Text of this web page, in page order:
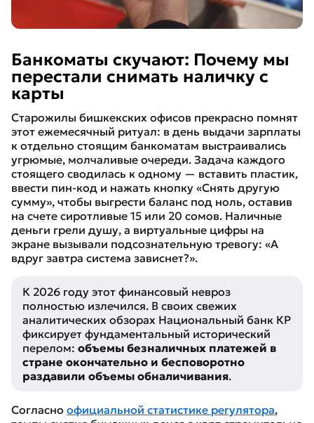
Банкоматы скучают: Почему мы
перестали снимать наличку с
карты
Старожилы бишкекских офисов прекрасно помнят
этот ежемесячный ритуал: в день выдачи зарплаты
к отдельно стоящим банкоматам выстраивались
угрюмые, молчаливые очереди. Задача каждого
стоящего сводилась к одному — вставить пластик,
ввести пин-код и нажать кнопку «Снять другую
сумму», чтобы выгрести баланс под ноль, оставив
на счете сиротливые 15 или 20 сомов. Наличные
деньги грели душу, а виртуальные цифры на
экране вызывали подсознательную тревогу: «А
вдруг завтра система зависнет?».
К 2026 году этот финансовый невроз
полностью излечился. В своих свежих
аналитических обзорах Национальный банк КР
фиксирует фундаментальный исторический
перелом: объемы безналичных платежей в
стране окончательно и бесповоротно
раздавили объемы обналичивания.
Согласно официальной статистике регулятора,